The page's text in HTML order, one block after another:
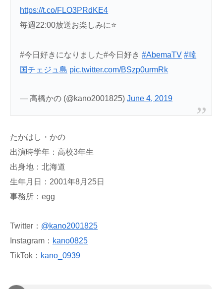
https://t.co/FLO3PRdKE4
毎週22:00放送お楽しみに⭐️
#今日好きになりました#今日好き#AbemaTV #韓
国チェジュ島 pic.twitter.com/BSzp0urmRk
— 高橋かの (@kano2001825)June 4, 2019
たかはし・かの
出演時学年：高校3年生
出身地：北海道
生年月日：2001年8月25日
事務所：egg
Twitter： @kano2001825
Instagram： kano0825
TikTok： kano_0939